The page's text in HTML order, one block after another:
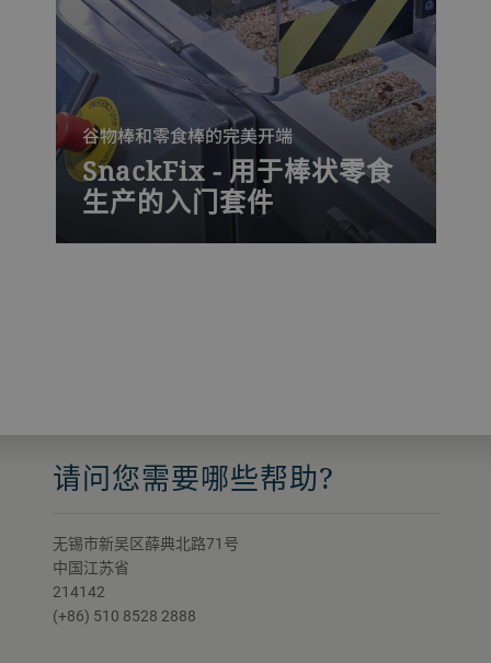
谷物棒和零食棒的完美开端
SnackFix - 用于棒状零食
生产的入门套件
SnackFix 生产线由连续搅拌机、冷却隧道
请问您需要哪些帮助?
无锡市新吴区薛典北路71号
中国江苏省
214142
(+86) 510 8528 2888